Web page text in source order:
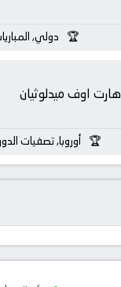
دولي,
هارت اوف ميدلوثيان
أوروبا, تصفيات